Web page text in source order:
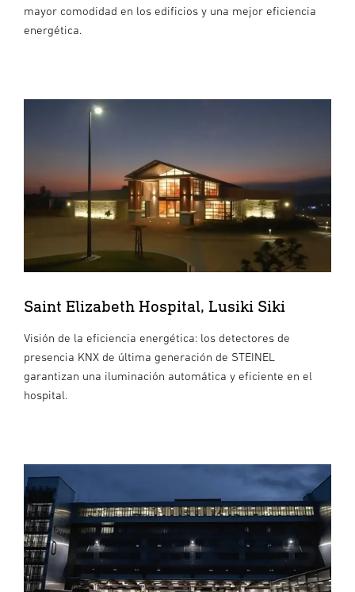
mayor comodidad en los edificios y una mejor eficiencia
energética.
Saint Elizabeth Hospital, Lusiki Siki
Visión de la eficiencia energética: los detectores de
presencia KNX de última generación de STEINEL
garantizan una iluminación automática y eficiente en el
hospital.